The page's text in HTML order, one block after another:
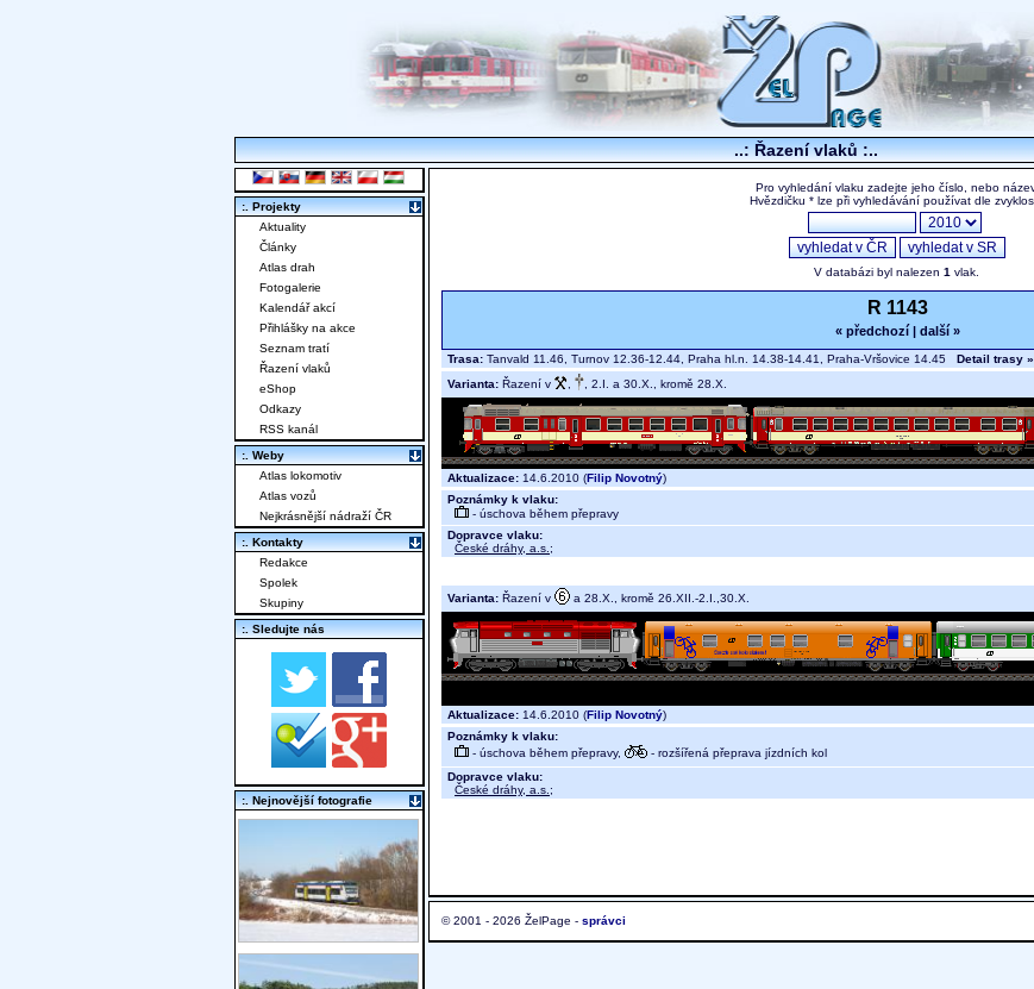
..: Řazení vlaků :..
Pro vyhledání vlaku zadejte jeho číslo, nebo
Hvězdičku * lze při vyhledávání používat dle
V databázi byl nalezen 1 vlak.
R 1143
« předchozí| další »
Trasa: Tanvald 11.46, Turnov 12.36-12.44, Praha hl.n. 14.38-14.41, Praha-Vršovice 14.45 Detail trasy »
Varianta: Řazení v , 2.I. a 30.X., kromě 28.X.
Aktualizace: 14.6.2010 (Filip Novotný)
Poznámky k vlaku:
- úschova během přepravy
Dopravce vlaku:
České dráhy, a.s. ;
Varianta: Řazení v a 28.X., kromě 26.XII.-2.I.,30.X.
Aktualizace: 14.6.2010 (Filip Novotný)
Poznámky k vlaku:
- úschova během přepravy,
- rozšířená přeprava jízdních kol
Dopravce vlaku:
České dráhy, a.s. ;
© 2001 - 2026 ŽelPage - správci
:. Projekty
Aktuality
Články
Atlas drah
Fotogalerie
Kalendář akcí
Přihlášky na akce
Seznam tratí
Řazení vlaků
eShop
Odkazy
RSS kanál
:. Weby
Atlas lokomotiv
Atlas vozů
Nejkrásnější nádraží ČR
:. Kontakty
Redakce
Spolek
Skupiny
:. Sledujte nás
:. Nejnovější fotografie